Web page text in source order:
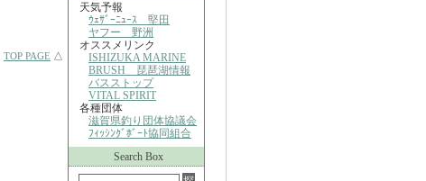
TOP PAGE △
天気予報
ｳｪｻﾞｰﾆｭｰｽ 堅田
ヤフー 野洲
オススメリンク
ISHIZUKA MARINE
BRUSH 琵琶湖情報
バスストップ
VITAL SPIRIT
各種団体
滋賀県釣り団体協議会
ﾌｨｯｼﾝｸﾞﾎﾞｰﾄ協同組合
Search Box